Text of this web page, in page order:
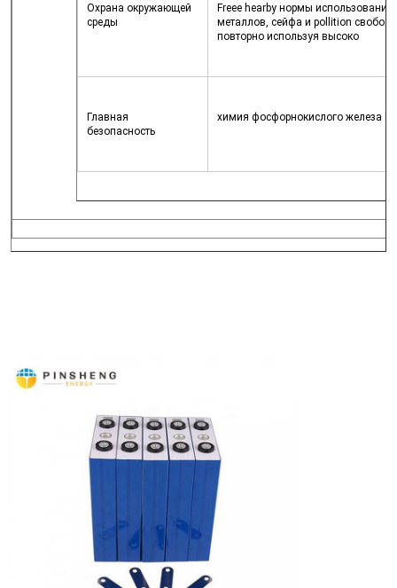
Охрана окружающей
среды
Freee hearby нормы использования
металлов, сейфа и pollition
повторно используя высоко
Главная
безопасность
химия фосфорнокислого железа